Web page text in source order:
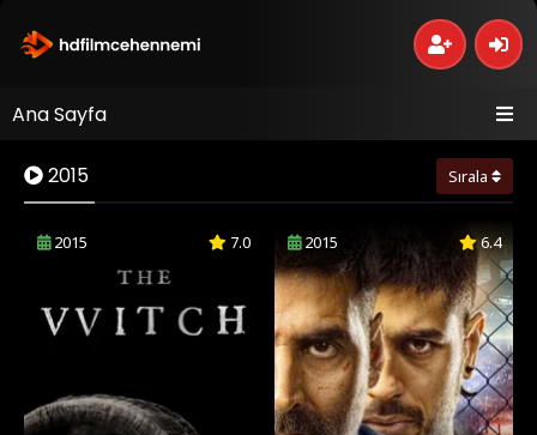
Ana Sayfa
2015 Sırala
2015 7.0 2015 6.4